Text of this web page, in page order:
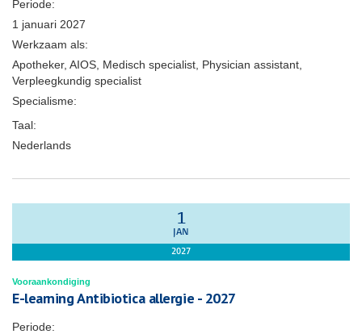
Periode:
1 januari 2027
Werkzaam als:
Apotheker, AIOS, Medisch specialist, Physician assistant,
Verpleegkundig specialist
Specialisme:
Taal:
Nederlands
1
JAN
2027
Vooraankondiging
E-learning Antibiotica allergie - 2027
Periode: